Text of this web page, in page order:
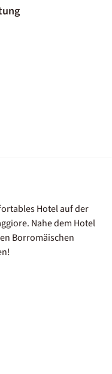
Hotel auf der
Nahe dem Hotel
Borromäischen